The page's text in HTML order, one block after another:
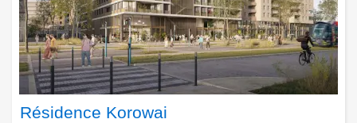
Résidence Korowai